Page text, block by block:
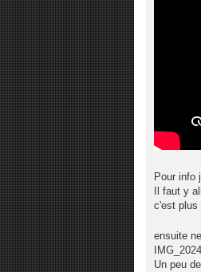
Pour info
Il faut y
c'est plus
ensuite
Un peu